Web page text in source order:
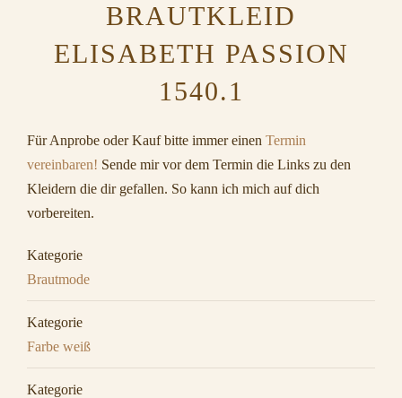
BRAUTKLEID
ELISABETH PASSION
1540.1
Für Anprobe oder Kauf bitte immer einen Termin
vereinbaren! Sende mir vor dem Termin die Links zu den
Kleidern die dir gefallen. So kann ich mich auf dich
vorbereiten.
Kategorie
Brautmode
Kategorie
Farbe weiß
Kategorie